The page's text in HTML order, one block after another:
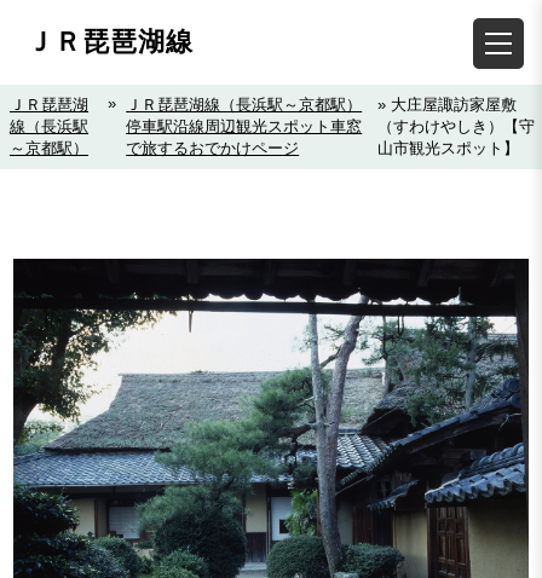
ＪＲ琵琶湖線
ＪＲ琵琶湖
線（長浜駅
～京都駅）
»
ＪＲ琵琶湖線（長浜駅～京都駅）
停車駅沿線周辺観光スポット車窓
で旅するおでかけページ
» 大庄屋諏訪家屋敷
（すわけやしき）【守
山市観光スポット】